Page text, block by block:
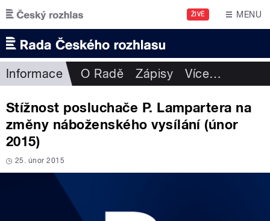
Přejít k hlavnímu obsahu
ŽIVĚ MENU
Informace O Radě Zápisy Více…
Stížnost posluchače P. Lampartera na
změny náboženského vysílání (únor
2015)
25. únor 2015